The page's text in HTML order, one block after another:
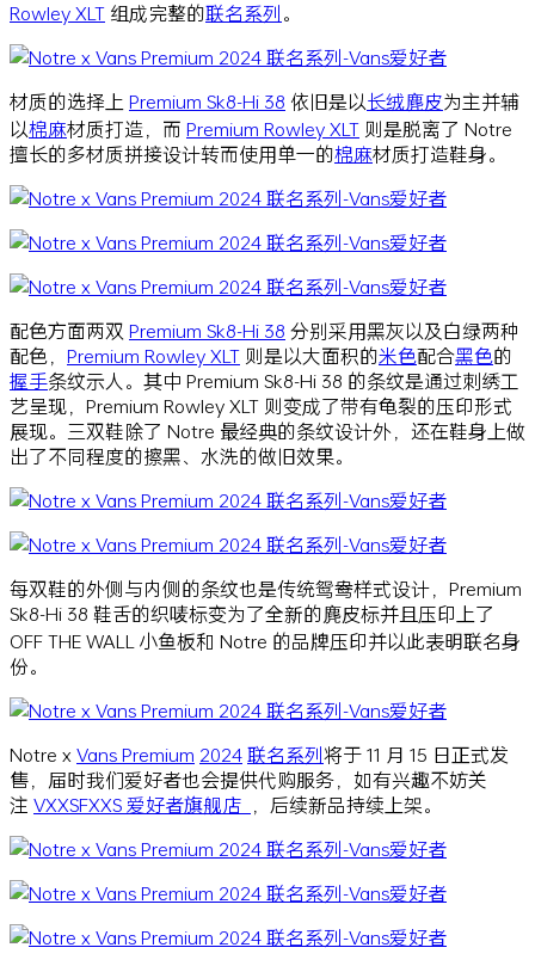
Rowley XLT 组成完整的联名系列。
材质的选择上 Premium Sk8-Hi 38 依旧是以长绒麂皮为主并辅
以棉麻材质打造，而 Premium Rowley XLT 则是脱离了 Notre
擅长的多材质拼接设计转而使用单一的棉麻材质打造鞋身。
配色方面两双 Premium Sk8-Hi 38 分别采用黑灰以及白绿两种
配色， Premium Rowley XLT 则是以大面积的米色配合黑色的
握手条纹示人。其中 Premium Sk8-Hi 38 的条纹是通过刺绣工
艺呈现，Premium Rowley XLT 则变成了带有龟裂的压印形式
展现。三双鞋除了 Notre 最经典的条纹设计外，还在鞋身上做
出了不同程度的擦黑、水洗的做旧效果。
每双鞋的外侧与内侧的条纹也是传统鸳鸯样式设计，Premium
Sk8-Hi 38 鞋舌的织唛标变为了全新的麂皮标并且压印上了
OFF THE WALL 小鱼板和 Notre 的品牌压印并以此表明联名身
份。
Notre x Vans Premium 2024联名系列将于 11 月 15 日正式发
售，届时我们爱好者也会提供代购服务，如有兴趣不妨关
注 VXXSFXXS 爱好者旗舰店 ，后续新品持续上架。